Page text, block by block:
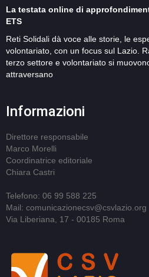
La testata online di
ETS
Reti Solidali dà voce alle storie, le
volontariato, con un focus sul Lazio.
terzo settore e volontariato si
attraversano
Informazioni
Direttore responsabile
Marco Morelli
Coordinatrice editoriale
Chiara Castri
Telefono: 06 99 588 225
Mail: comunicazionecsv@csvlazio.org
Via Liberiana, 17 - 00185 Roma